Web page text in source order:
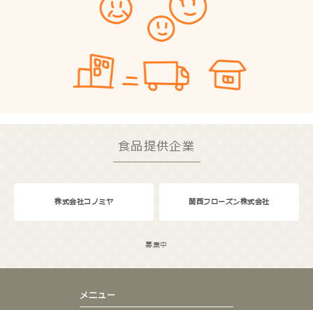
食品提供企業
株式会社コノミヤ 関西フローズン株式会社
募集中
メニュー